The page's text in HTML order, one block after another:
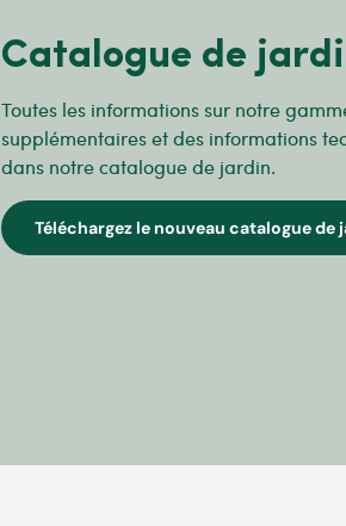
Catalogue de
Toutes les informations sur notre
supplémentaires et des informations
dans notre catalogue de jardin.
Téléchargez le nouveau catalogue de